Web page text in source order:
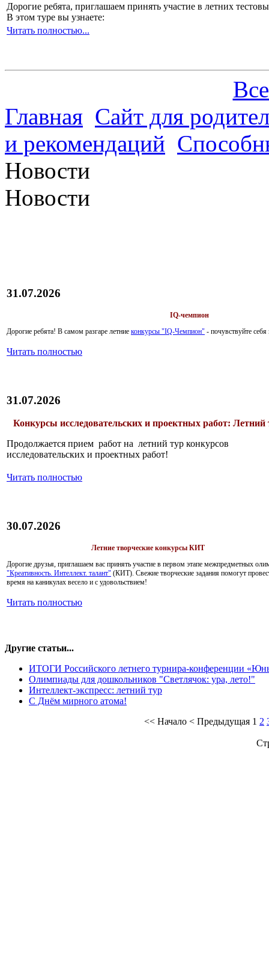
Дорогие ребята, приглашаем принять участие в летних
В этом туре вы узнаете:
Читать полностью...
Главная Сайт для
и рекомендаций
Новости
Новости
31.07.2026
IQ-чемпион
Дорогие ребята! В самом разгаре летние конкурсы "IQ-Чемпион" - почувствуйте
Читать полностью
31.07.2026
Конкурсы исследовательских и проектных работ: Летний
Продолжается прием работ на летний тур конкурсов
исследовательских и проектных работ!
Читать полностью
30.07.2026
Летние творческие конкурсы КИТ
Дорогие друзья, приглашаем вас принять участие в первом этапе межпредметных
"Креативность. Интеллект. талант" (КИТ). Свежие творческие задания помогут
время на каникулах весело и с удовольствием!
Читать полностью
Другие статьи...
ИТОГИ Российского летнего турнира-конференции
Олимпиады для дошкольников "Светлячок: ура, лето!"
Интеллект-экспресс: летний тур
С Днём мирного атома!
<< Начало < Предыдущая 1 2